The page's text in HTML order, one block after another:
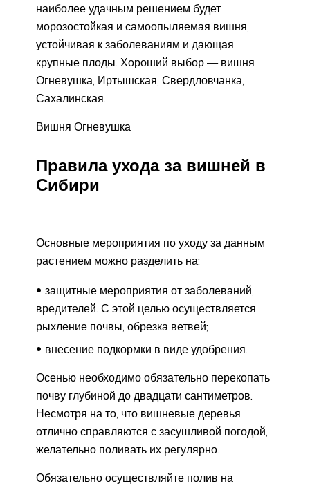
наиболее удачным решением будет
морозостойкая и самоопыляемая вишня,
устойчивая к заболеваниям и дающая
крупные плоды. Хороший выбор — вишня
Огневушка, Иртышская, Свердловчанка,
Сахалинская.
Вишня Огневушка
Правила ухода за вишней в
Сибири
Основные мероприятия по уходу за данным
растением можно разделить на:
защитные мероприятия от заболеваний,
вредителей. С этой целью осуществляется
рыхление почвы, обрезка ветвей;
внесение подкормки в виде удобрения.
Осенью необходимо обязательно перекопать
почву глубиной до двадцати сантиметров.
Несмотря на то, что вишневые деревья
отлично справляются с засушливой погодой,
желательно поливать их регулярно.
Обязательно осуществляйте полив на